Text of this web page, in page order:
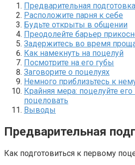
Предварительная подготовка
Расположите парня к себе
Будьте открыты в общении
Преодолейте барьер
Задержитесь во время
Как намекнуть на поцелуй
Посмотрите на его губы
Заговорите о поцелуях
Немного приблизьтесь к
Крайняя мера: поцелуйте его
поцеловать
Выводы
Предварительная
Как подготовиться к первому